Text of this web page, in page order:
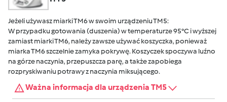
Jeżeli używasz miarki TM6 w swoim urządzeniu TM5:
W przypadku gotowania (duszenia) w temperaturze 95°C i wyższej
zamiast miarki TM6, należy zawsze używać koszyczka, ponieważ
miarka TM6 szczelnie zamyka pokrywę. Koszyczek spoczywa luźno
na górze naczynia, przepuszcza parę, a także zapobiega
rozpryskiwaniu potrawy z naczynia miksującego.
Ważna informacja dla urządzenia TM5